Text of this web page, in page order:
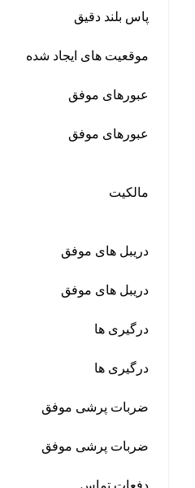
پاس بلند دقیق
موقعیت‌ های ایجاد شده
عبورهای موفق
عبورهای موفق
مالکیت
دریبل های موفق
دریبل های موفق
درگیری ها
درگیری ها
ضربات پرشی موفق
ضربات پرشی موفق
دفعات تماس